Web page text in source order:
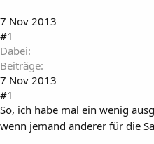
t
m
7 Nov 2013
#1
Dabei
Beiträge
7 Nov 2013
#1
So, ich habe mal ein wenig
wenn jemand anderer für die